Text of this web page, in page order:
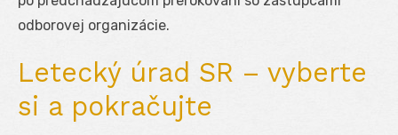
odborovej organizácie.
Letecký úrad SR – vyberte
si a pokračujte